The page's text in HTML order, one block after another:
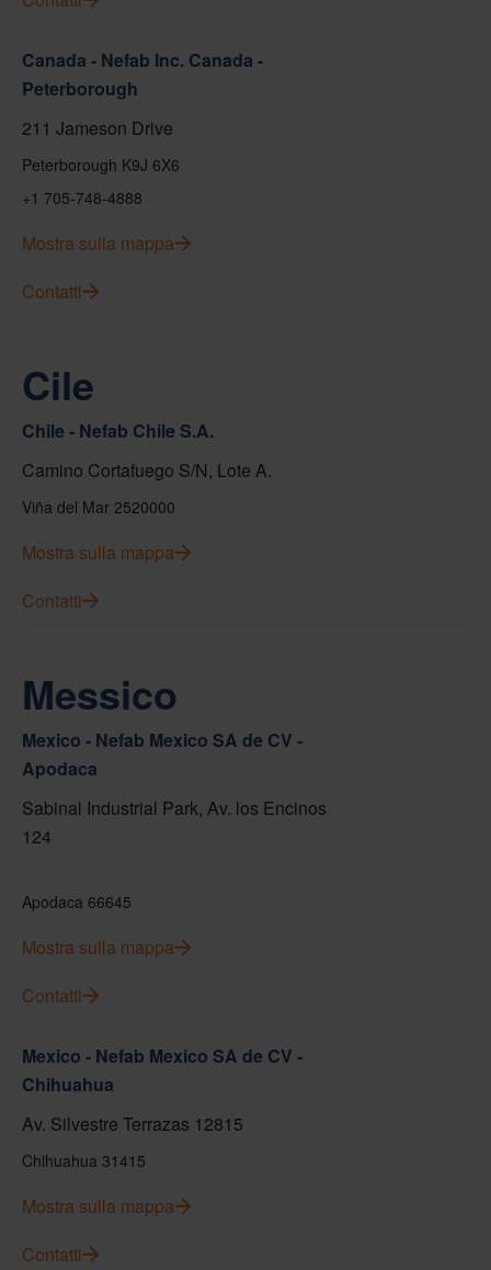
Canada - Nefab Inc. Canada -
Peterborough
211 Jameson Drive
Peterborough K9J 6X6
+1 705-748-4888
Mostra sulla mappa
Contatti
Cile
Chile - Nefab Chile S.A.
Camino Cortafuego S/N, Lote A.
Viña del Mar 2520000
Mostra sulla mappa
Contatti
Messico
Mexico - Nefab Mexico SA de CV -
Apodaca
Sabinal Industrial Park, Av. los Encinos
124
Apodaca 66645
Mostra sulla mappa
Contatti
Mexico - Nefab Mexico SA de CV -
Chihuahua
Av. Silvestre Terrazas 12815
Chihuahua 31415
Mostra sulla mappa
Contatti